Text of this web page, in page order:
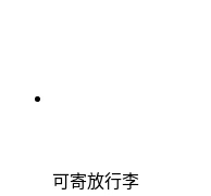
可寄放行李